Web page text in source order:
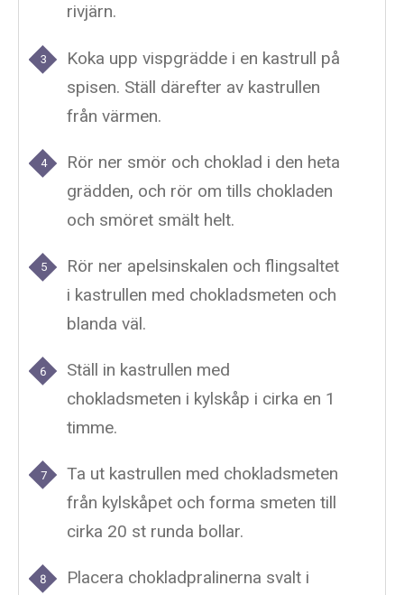
rivjärn.
Koka upp vispgrädde i en kastrull på
spisen. Ställ därefter av kastrullen
från värmen.
Rör ner smör och choklad i den heta
grädden, och rör om tills chokladen
och smöret smält helt.
Rör ner apelsinskalen och flingsaltet
i kastrullen med chokladsmeten och
blanda väl.
Ställ in kastrullen med
chokladsmeten i kylskåp i cirka en 1
timme.
Ta ut kastrullen med chokladsmeten
från kylskåpet och forma smeten till
cirka 20 st runda bollar.
Placera chokladpralinerna svalt i